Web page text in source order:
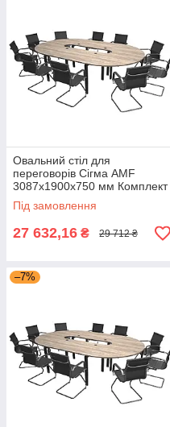
Овальний стіл для
переговорів Сігма AMF
3087х1900х750 мм Комплект
3 В'яз Ліберті Димчастий
Чорний графіт із кришками
Під замовлення
27 632,16 ₴ 29 712 ₴
–7%